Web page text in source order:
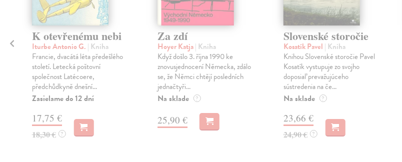
K otevřenému nebi
Iturbe Antonio G. | Kniha
Francie, dvacátá léta předešlého
století. Letecká poštovní
společnost Latécoere,
předchůdkyně dnešní...
Zasielame do 12 dní
17,75 €
18,30 € ?
Za zdí
Hoyer Katja| Kniha
Když došlo 3. října 1990 ke
znovusjednocení Německa, zdálo
se, že Němci chtějí posledních
jednačtyři...
Na sklade ?
25,90 €
Slovenské storočie
Kosatík Pavel | Kniha
Knihou Slovenské storočie Pavel
Kosatík vystupuje zo svojho
doposiaľ prevažujúceho
sústredenia na če...
Na sklade ?
23,66 €
24,90 € ?